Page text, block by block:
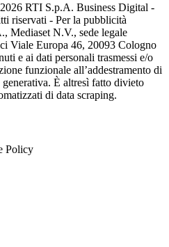
2026 RTI S.p.A. Business Digital -
riservati - Per la pubblicità
Mediaset N.V., sede legale
Viale Europa 46, 20093 Cologno
e ai dati personali trasmessi e/o
funzionale all’addestramento di
È altresì fatto divieto
di data scraping.
Policy